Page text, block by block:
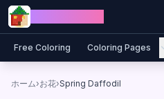
Skip to content
Free Coloring Coloring Pages
ホーム›お花›Spring Daffodil